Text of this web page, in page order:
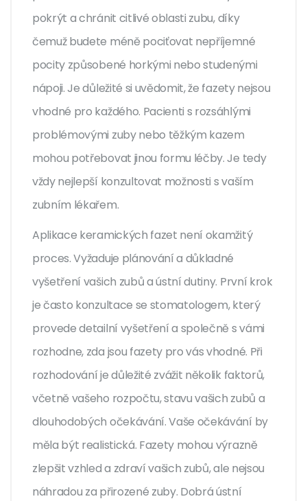
pokrýt a chránit citlivé oblasti zubu, díky
čemuž budete méně pociťovat nepříjemné
pocity způsobené horkými nebo studenými
nápoji. Je důležité si uvědomit, že fazety nejsou
vhodné pro každého. Pacienti s rozsáhlými
problémovými zuby nebo těžkým kazem
mohou potřebovat jinou formu léčby. Je tedy
vždy nejlepší konzultovat možnosti s vaším
zubním lékařem.
Aplikace keramických fazet není okamžitý
proces. Vyžaduje plánování a důkladné
vyšetření vašich zubů a ústní dutiny. První krok
je často konzultace se stomatologem, který
provede detailní vyšetření a společně s vámi
rozhodne, zda jsou fazety pro vás vhodné. Při
rozhodování je důležité zvážit několik faktorů,
včetně vašeho rozpočtu, stavu vašich zubů a
dlouhodobých očekávání. Vaše očekávání by
měla být realistická. Fazety mohou výrazně
zlepšit vzhled a zdraví vašich zubů, ale nejsou
náhradou za přirozené zuby. Dobrá ústní